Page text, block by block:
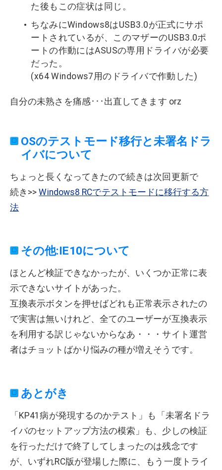
た後もこの症状は同じ。
ちなみにWindows8はUSB3.0が正式にサポ
ートされているが、このマザーのUSB3.0ポ
ートの作動にはASUSの専用ドライバが必要
だった。
(x64 Windows7用のドライバで作動した)
自分の未熟さを痛感･･･出直してきます orz
OSのテストモード移行と未署名ドラ
イバについて
ちょっと長くなってきたので続きは次回更新で
続き>>Windows8 RCでテストモードに移行する方
法
その他:IE10について
ほとんど検証できなかったが、いくつか正常に表
示できないサイトがあった。
互換表示ボタンを押せばどれも正常表示されたの
で実害は無いけれど、全てのユーザーが互換表示
を利用する訳じゃないからなあ・・・サイト運営
者はチョットばかり悩みの種が増えそうです。
あとがき
「KP41病が発現するのかテスト」も「未署名ドラ
イバのセットアップ方法の模索」も、少しの検証
を行っただけで終了してしまったのは残念です
が、いずれRC版が登場した際に、もう一度トライ